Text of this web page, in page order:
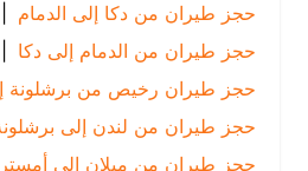
حجز طيران من دكا إلى الدمام
|
حجز طيران من الدمام إلى دكا |
حجز طيران رخيص من برشلونة إلى
حجز طيران من لندن إلى برشلونة
|
حجز طيران من ميلان إلى أمستردام |